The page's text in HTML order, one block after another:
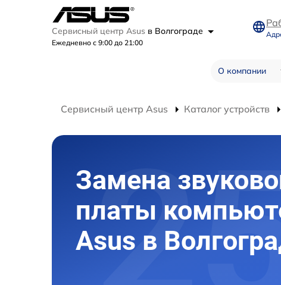
Сервисный центр Asus в Волгограде
Ежедневно с 9:00 до 21:00
О компании
Сервисный центр Asus Каталог устройств
Замена
платы
Asus в